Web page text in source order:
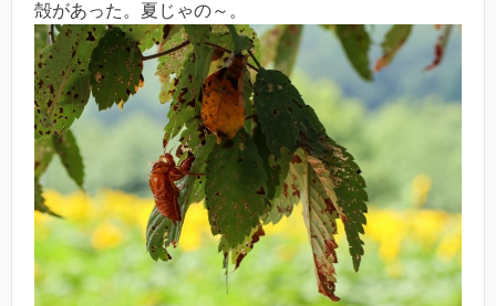
殻があった。夏じゃの～。